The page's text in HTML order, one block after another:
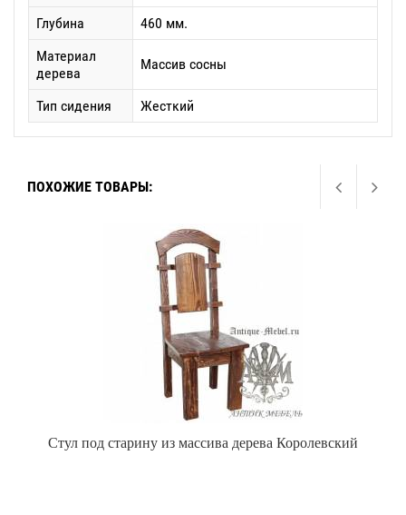
Глубина
460 мм.
Материал
дерева
Массив сосны
Тип сидения Жесткий
ПОХОЖИЕ ТОВАРЫ:
Стул под старину из массива дерева Королевский